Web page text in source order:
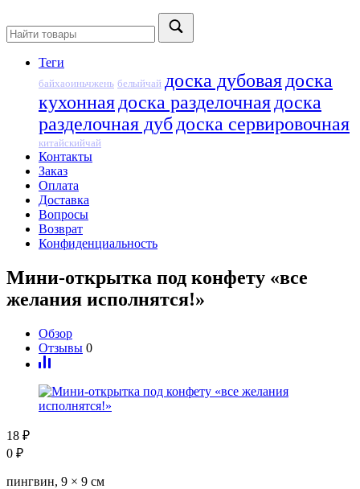
Теги
байхаоиньчжень белыйчай доска дубовая доска
кухонная доска разделочная доска
разделочная дуб доска сервировочная
китайскийчай
Контакты
Заказ
Оплата
Доставка
Вопросы
Возврат
Конфиденциальность
Мини-открытка под конфету «все
желания исполнятся!»
Обзор
Отзывы 0
18 ₽
0 ₽
пингвин, 9 × 9 см